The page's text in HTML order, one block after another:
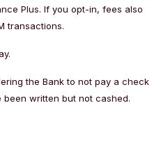
Plus. If you opt-in, fees also
transactions.
the Bank to not pay a check
written but not cashed.